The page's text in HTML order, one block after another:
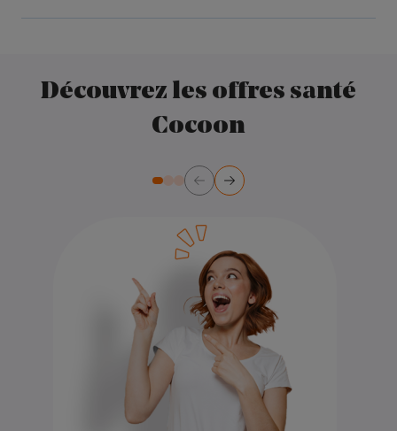
Découvrez les offres santé
Cocoon
Diapositive numéro 1
Diapositive numéro 2
Diapositive numéro 3
Précédent
Suivant